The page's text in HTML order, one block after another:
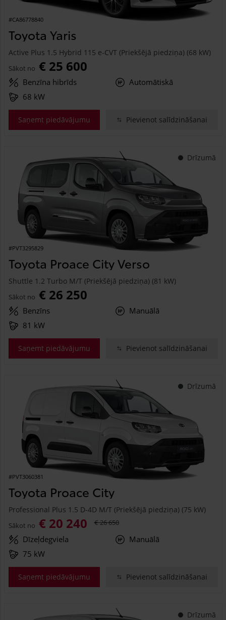
#CA86778840
Toyota Yaris
Active Plus 1.5 Hybrid 115 e-CVT (Priekšējā piedziņa) (68 kW)
Sākot no € 25 600
Benzīna hibrīds
Automātiskā
68 kW
Saņemt piedāvājumu Pievienot salīdzināšanai
Drīzumā
#PVT3295829
Toyota Proace City Verso
Shuttle 1.2 Turbo M/T (Priekšējā piedziņa) (81 kW)
Sākot no € 26 250
Benzīns
Manuālā
81 kW
Saņemt piedāvājumu Pievienot salīdzināšanai
Drīzumā
#PVT3060381
Toyota Proace City
Professional Plus 1.5 D-4D M/T (Priekšējā piedziņa) (75 kW)
Sākot no € 20 240 € 26 650
Dīzeļdegviela
Manuālā
75 kW
Saņemt piedāvājumu Pievienot salīdzināšanai
Drīzumā